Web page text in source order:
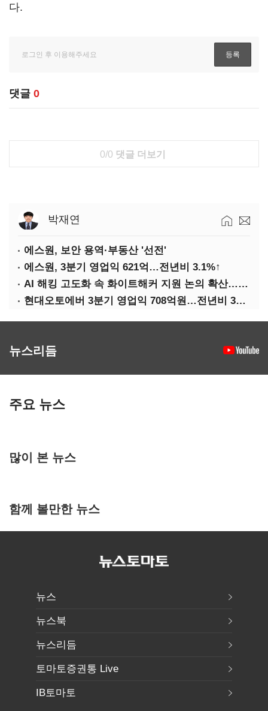
다.
댓글 0
0/0 댓글 더보기
박재연
에스원, 보안 용역·부동산 '선전'
에스원, 3분기 영업익 621억…전년비 3.1%↑
AI 해킹 고도화 속 화이트해커 지원 논의 확산…'버그바운티' 재조명
현대오토에버 3분기 영업익 708억원…전년비 34.8%↑
뉴스리듬
주요 뉴스
많이 본 뉴스
함께 볼만한 뉴스
뉴스
뉴스북
뉴스리듬
토마토증권통 Live
IB토마토